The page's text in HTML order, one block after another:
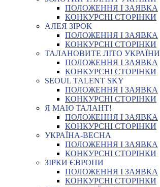
ПОЛОЖЕННЯ І ЗАЯВКА
КОНКУРСНІ СТОРІНКИ
АЛЕЯ ЗІРОК
ПОЛОЖЕННЯ І ЗАЯВКА
КОНКУРСНІ СТОРІНКИ
ТАЛАНОВИТЕ ЛІТО УКРАЇНИ
ПОЛОЖЕННЯ І ЗАЯВКА
КОНКУРСНІ СТОРІНКИ
SEOUL TALENT SKY
ПОЛОЖЕННЯ І ЗАЯВКА
КОНКУРСНІ СТОРІНКИ
Я МАЮ ТАЛАНТ!
ПОЛОЖЕННЯ І ЗАЯВКА
КОНКУРСНІ СТОРІНКИ
УКРАЇНА-ВЕСНА
ПОЛОЖЕННЯ І ЗАЯВКА
КОНКУРСНІ СТОРІНКИ
ЗІРКИ ЄВРОПИ
ПОЛОЖЕННЯ І ЗАЯВКА
КОНКУРСНІ СТОРІНКИ